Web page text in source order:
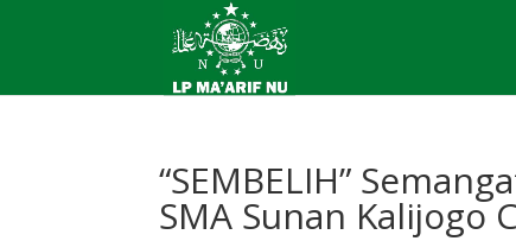
“SEMBELIH”
SMA Sunan Kalijogo